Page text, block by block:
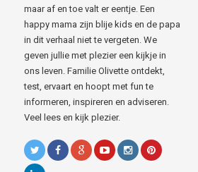
maar af en toe valt er eentje. Een
happy mama zijn blije kids en de papa
in dit verhaal niet te vergeten. We
geven jullie met plezier een kijkje in
ons leven. Familie Olivette ontdekt,
test, ervaart en hoopt met fun te
informeren, inspireren en adviseren.
Veel lees en kijk plezier.